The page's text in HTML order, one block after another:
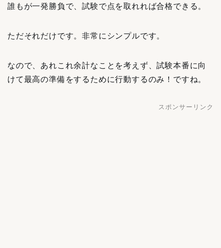
誰もが一発勝負で、試験で点を取れれば合格できる。
ただそれだけです。非常にシンプルです。
なので、あれこれ余計なことを考えず、試験本番に向
けて最高の準備をするために行動するのみ！ですね。
スポンサーリンク